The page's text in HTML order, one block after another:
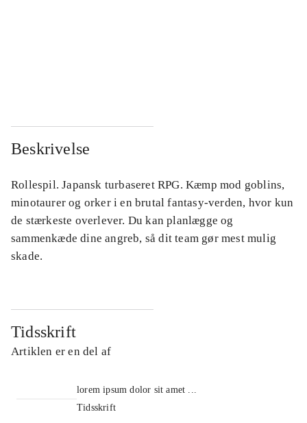
Beskrivelse
Rollespil. Japansk turbaseret RPG. Kæmp mod goblins,
minotaurer og orker i en brutal fantasy-verden, hvor kun
de stærkeste overlever. Du kan planlægge og
sammenkæde dine angreb, så dit team gør mest mulig
skade.
Tidsskrift
Artiklen er en del af
lorem ipsum dolor sit amet ...
Tidsskrift